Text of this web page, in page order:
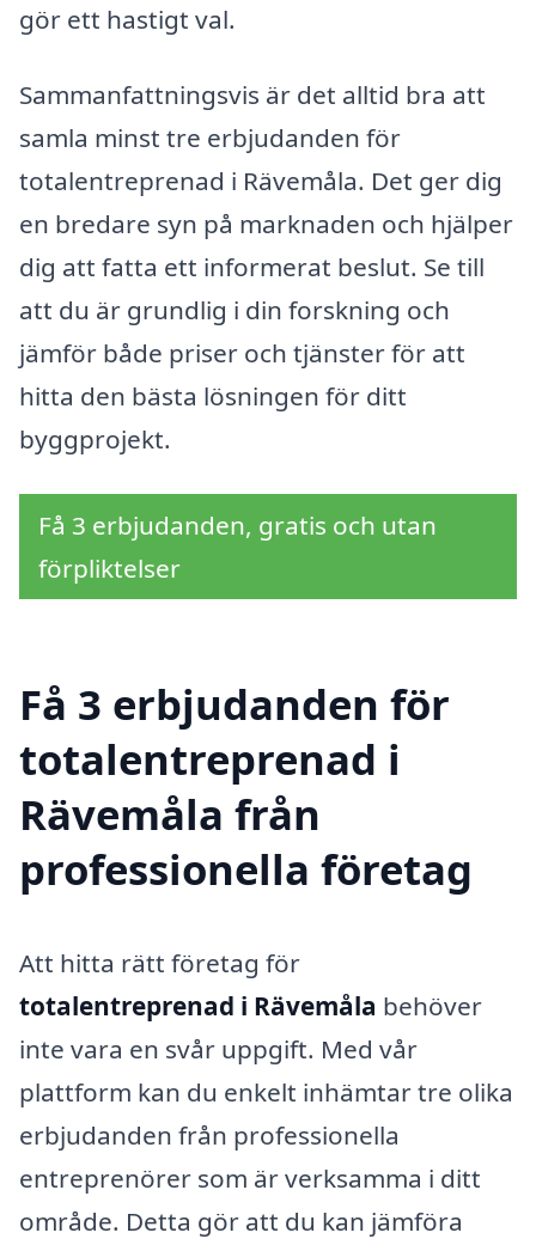
gör ett hastigt val.
Sammanfattningsvis är det alltid bra att
samla minst tre erbjudanden för
totalentreprenad i Rävemåla. Det ger dig
en bredare syn på marknaden och hjälper
dig att fatta ett informerat beslut. Se till
att du är grundlig i din forskning och
jämför både priser och tjänster för att
hitta den bästa lösningen för ditt
byggprojekt.
Få 3 erbjudanden, gratis och utan
förpliktelser
Få 3 erbjudanden för
totalentreprenad i
Rävemåla från
professionella företag
Att hitta rätt företag för
totalentreprenad i Rävemåla behöver
inte vara en svår uppgift. Med vår
plattform kan du enkelt inhämtar tre olika
erbjudanden från professionella
entreprenörer som är verksamma i ditt
område. Detta gör att du kan jämföra